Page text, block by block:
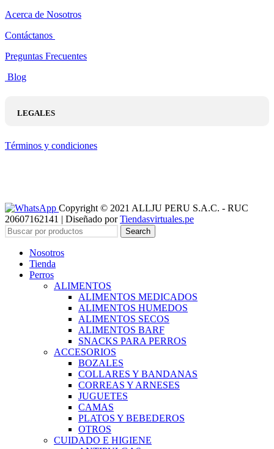
Acerca de Nosotros
Contáctanos
Preguntas Frecuentes
Blog
LEGALES
Términos y condiciones
Copyright © 2021 ALLJU PERU S.A.C. - RUC
20607162141 | Diseñado porTiendasvirtuales.pe
Search
Nosotros
Tienda
Perros
ALIMENTOS
ALIMENTOS MEDICADOS
ALIMENTOS HUMEDOS
ALIMENTOS SECOS
ALIMENTOS BARF
SNACKS PARA PERROS
ACCESORIOS
BOZALES
COLLARES Y BANDANAS
CORREAS Y ARNESES
JUGUETES
CAMAS
PLATOS Y BEBEDEROS
OTROS
CUIDADO E HIGIENE